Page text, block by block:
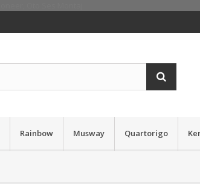
Rainbow Musway Quartorigo